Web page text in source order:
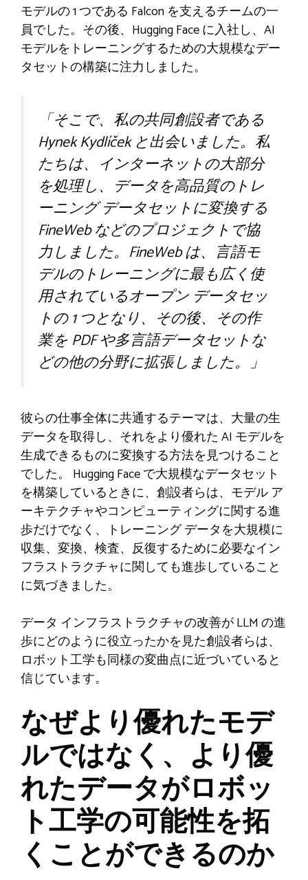
モデルの 1 つである Falcon を支えるチームの一
員でした。その後、Hugging Face に入社し、AI
モデルをトレーニングするための大規模なデー
タセットの構築に注力しました。
「そこで、私の共同創設者である
Hynek Kydlíček と出会いました。私
たちは、インターネットの大部分
を処理し、データを高品質のトレ
ーニング データセットに変換する
FineWeb などのプロジェクトで協
力しました。FineWeb は、言語モ
デルのトレーニングに最も広く使
用されているオープン データセッ
トの 1 つとなり、その後、その作
業を PDF や多言語データセットな
どの他の分野に拡張しました。」
彼らの仕事全体に共通するテーマは、大量の生
データを取得し、それをより優れた AI モデルを
生成できるものに変換する方法を見つけること
でした。 Hugging Face で大規模なデータセット
を構築しているときに、創設者らは、モデル ア
ーキテクチャやコンピューティングに関する進
歩だけでなく、トレーニング データを大規模に
収集、変換、検査、反復するために必要なイン
フラストラクチャに関しても進歩していること
に気づきました。
データ インフラストラクチャの改善が LLM の進
歩にどのように役立ったかを見た創設者らは、
ロボット工学も同様の変曲点に近づいていると
信じています。
なぜより優れたモデ
ルではなく、より優
れたデータがロボッ
ト工学の可能性を拓
くことができるのか